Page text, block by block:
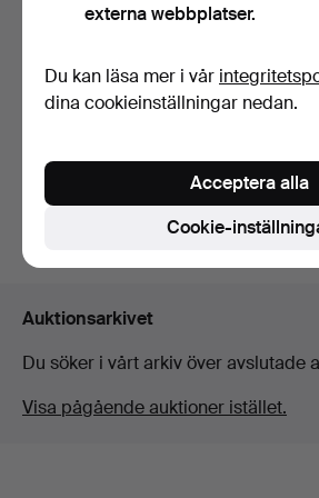
MOPED Stafette moped,
från 1954, med BFC m…
920 USD
Bevaka sökning
Auktionsarkivet
Du söker i vårt arkiv över avslutade
Visa pågående auktioner istället.
externa webbplatser.
Du kan läsa mer i vår
dina cookieinställningar nedan.
Cookie-
Acceptera alla